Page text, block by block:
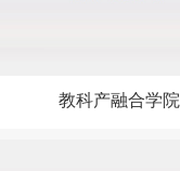
教科产融合学院